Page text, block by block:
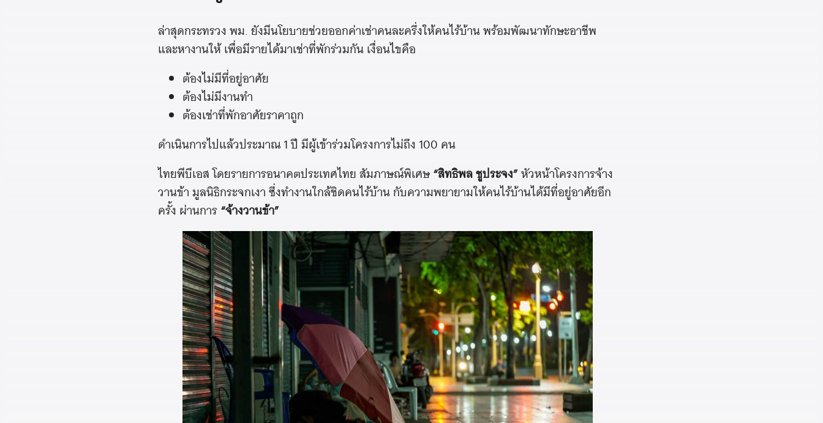
ล่าสุดกระทรวง พม. ยังมีนโยบายช่วยออกค่าเช่าคนละครึ่งให้คนไร้บ้าน พร้อมพัฒนาทักษะอาชีพ
และหางานให้ เพื่อมีรายได้มาเช่าที่พักร่วมกัน เงื่อนไขคือ
ต้องไม่มีที่อยู่อาศัย
ต้องไม่มีงานทำ
ต้องเช่าที่พักอาศัยราคาถูก
ดำเนินการไปแล้วประมาณ 1 ปี มีผู้เข้าร่วมโครงการไม่ถึง 100 คน
ไทยพีบีเอส โดยรายการอนาคตประเทศไทย สัมภาษณ์พิเศษ“สิทธิพล ชูประจง”หัวหน้าโครงการจ้าง
วานข้า มูลนิธิกระจกเงา ซึ่งทำงานใกล้ชิดคนไร้บ้าน กับความพยายามให้คนไร้บ้านได้มีที่อยู่อาศัยอีก
ครั้ง ผ่านการ“จ้างวานข้า”